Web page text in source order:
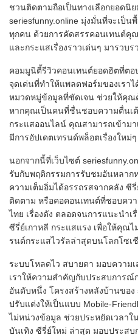
ชวนติดตามถือเป็นทางเลือกยอดนิ
seriesfunny.online มุ่งมั่นที่จะเป็น
ทุกคน ด้วยการคัดสรรคอนเทนต์คุณ
และกระแสเรื่องราวเด่นๆ มารวบ
คอมมูนิตี้รีวิวคอนเทนต์ยอดฮิตที่ต
จุดเด่นที่ทำให้แพลตฟอร์มของเรา
หมวดหมู่ข้อมูลที่ชัดเจน ช่วยให้คุณ
หากคุณเป็นคนที่ชื่นชอบความตื่นเ
กระแสออนไลน์ คุณสามารถเข้ามา
มีการอัปเดตเทรนด์พล็อตเรื่องให
นอกจากนี้ที่เว็บไซต์
รับกับพฤติกรรมการรับชมอันหลาก
ความเต็มอิ่มได้อรรถรสจากคลัง ซี
ติดตาม หรือคอคอนเทนต์ที่ชอบคว
ไทย เรื่องดัง ตลอดจนการแนะนำ
ซีรี่ย์เกาหลี กระแสแรง เพื่อให้คุณ
รนด์กระแสไวรัลล่าสุดบนโลกโซเ
ระบบโหลดไว สบายตา มอบความ
เราให้ความสำคัญกับประสบการณ์
อันดับหนึ่ง โครงสร้างหลังบ้านของ
ปรับแต่งให้เป็นแบบ Mobile-
ไม่หน่วงข้อมูล ช่วยประหยัดเวลา
บันเทิง ซีรี่ย์ใหม่ ล่าสุด มอบประส